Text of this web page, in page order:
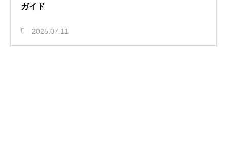
ガイド
2025.07.11